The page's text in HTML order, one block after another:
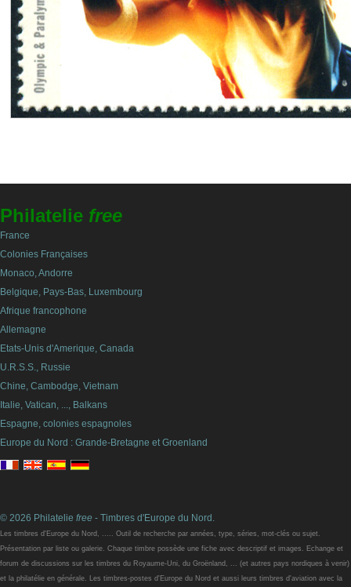
Philatelie free
France
Colonies Françaises
Monaco, Andorre
Belgique, Pays-Bas, Luxembourg
Afrique francophone
Allemagne
Etats-Unis d'Amerique, Canada
U.R.S.S., Russie
Chine, Cambodge, Vietnam
Italie, Vatican, ..., Balkans
Espagne, colonies espagnoles
Europe du Nord : Grande-Bretagne et Groenland
© 2026 Philatelie free - Timbres d'Europe du Nord.
Les timbres d'Europe du Nord, ..... Outil de recherche par années, type, séries, mot-clés ou sujet.
Présentation par liste ou galerie. Chaque timbre possède une fiche avec descriptif et images. Echange et
forum de discussions sur les timbres du Royaume-Uni, du Groënland, ... (et autres pays nordiques à venir)
et la philatélie en générale. Les timbres-postes d'Europe du Nord et aussi leurs timbres d'aviation avec la